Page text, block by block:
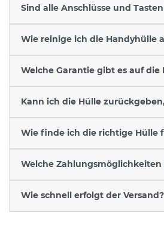
Sind alle Anschlüsse und
Wie reinige ich die Handyhülle
Welche Garantie gibt es auf die
Kann ich die Hülle
Wie finde ich die richtige Hülle
Welche Zahlungsmöglichkeiten
Wie schnell erfolgt der Versand?